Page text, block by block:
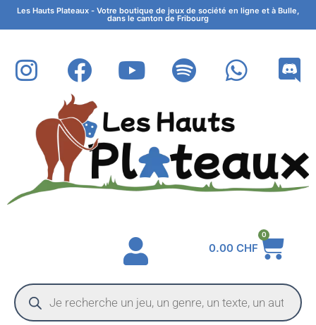
Les Hauts Plateaux - Votre boutique de jeux de société en ligne et à Bulle,
dans le canton de Fribourg
0.00 CHF
0